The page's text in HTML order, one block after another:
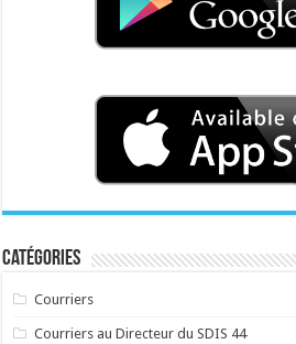
Catégories
Courriers
Courriers au Directeur du SDIS 44